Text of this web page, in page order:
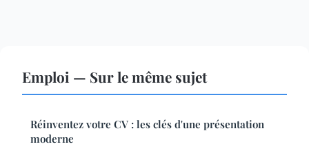
Emploi — Sur le même sujet
Réinventez votre CV : les clés d'une présentation
moderne